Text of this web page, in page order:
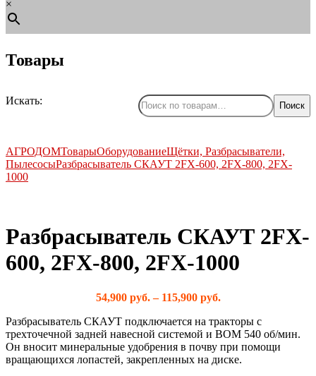
×
Товары
Искать: Поиск
АГРОДОМТоварыОборудованиеЩётки, Разбрасыватели,
ПылесосыРазбрасыватель СКАУТ 2FX-600, 2FX-800, 2FX-
1000
Разбрасыватель СКАУТ 2FX-
600, 2FX-800, 2FX-1000
54,900 руб.– 115,900 руб.
Разбрасыватель СКАУТ подключается на тракторы с
трехточечной задней навесной системой и ВОМ 540 об/мин.
Он вносит минеральные удобрения в почву при помощи
вращающихся лопастей, закрепленных на диске.